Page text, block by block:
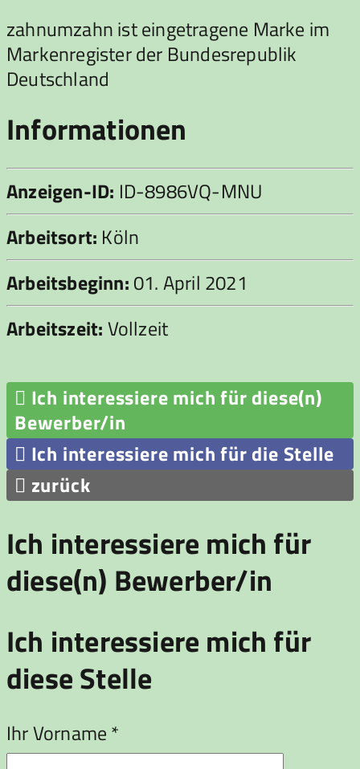
zahnumzahn ist eingetragene Marke im
Markenregister der Bundesrepublik
Deutschland
Informationen
Anzeigen-ID: ID-8986VQ-MNU
Arbeitsort: Köln
Arbeitsbeginn:01. April 2021
Arbeitszeit:Vollzeit
 Ich interessiere mich für diese(n)
Bewerber/in
 Ich interessiere mich für die Stelle
 zurück
Ich interessiere mich für
diese(n) Bewerber/in
Ich interessiere mich für
diese Stelle
Ihr Vorname *